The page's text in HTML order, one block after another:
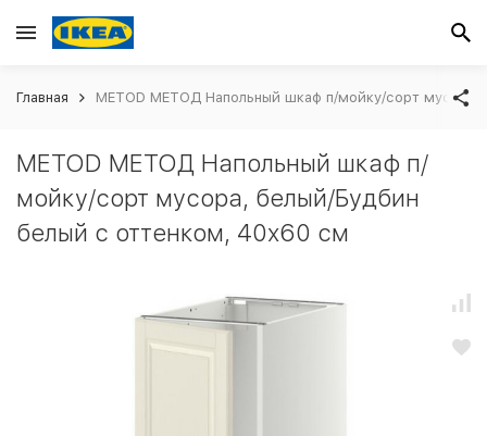
Главная METOD МЕТОД Напольный шкаф п/мойку/сорт
METOD МЕТОД Напольный шкаф п/
мойку/сорт мусора, белый/Будбин
белый с оттенком, 40x60 см